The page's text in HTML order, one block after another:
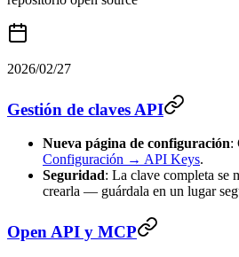
2026/02/27
Gestión de claves API
Nueva página de configuración:
Configuración → API Keys.
Seguridad: La clave completa se
crearla — guárdala en un lugar
Open API y MCP